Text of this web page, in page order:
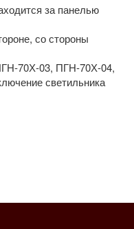
за панелью
со стороны
70Х-03, ПГН-70Х-04,
светильника